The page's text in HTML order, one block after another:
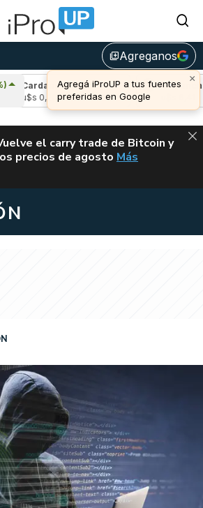
library_addAgreganos
×
Agregá iProUP a tus fuentes
preferidas en Google
Cardano
(6,39%)
u$s 0,20
Avalanche
u$s 6,41
ALERTA
el carry trade de Bitcoin y
precios de agosto VUELVE EL
Más